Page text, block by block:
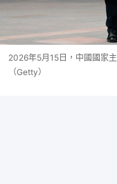
2026年5月15日，中國國家
（Getty）